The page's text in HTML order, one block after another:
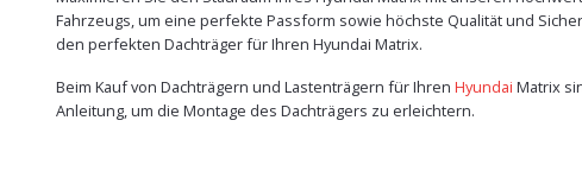
Fahrzeugs, um eine perfekte Passform sowie höchste Qualität und
den perfekten Dachträger für Ihren Hyundai Matrix.
Beim Kauf von Dachträgern und Lastenträgern für Ihren Hyundai Matrix
Anleitung, um die Montage des Dachträgers zu erleichtern.